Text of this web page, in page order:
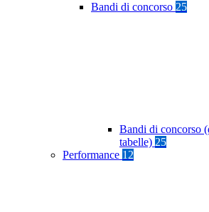
Bandi di concorso 25
Bandi di concorso
tabelle) 25
Performance 12